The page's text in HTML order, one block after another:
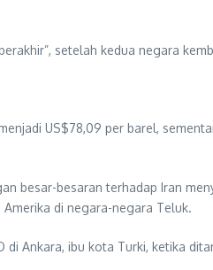
setelah kedua negara
US$78,09 per barel,
besar-besaran terhadap Iran
di negara-negara Teluk.
di Ankara, ibu kota Turki, ketika